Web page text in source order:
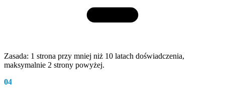
Zasada: 1 strona przy mniej niż 10 latach doświadczenia,
maksymalnie 2 strony powyżej.
04